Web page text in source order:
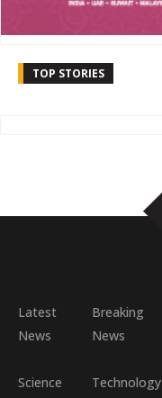
TOP STORIES
Latest
News
Breaking
News
Science
Technology